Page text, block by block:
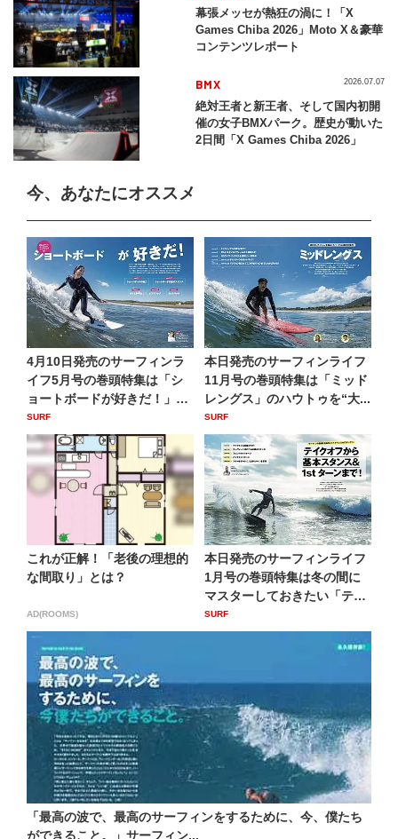
幕張メッセが熱狂の渦に！「X
Games Chiba 2026」Moto X＆豪華
コンテンツレポート
BMX
絶対王者と新王者、そして国内初開
催の女子BMXパーク。歴史が動いた
2日間「X Games Chiba 2026」
2026.07.07
今、あなたにオススメ
4月10日発売のサーフィンラ
イフ5月号の巻頭特集は「シ
ョートボードが好きだ！」
川...
SURF
本日発売のサーフィンライフ
11月号の巻頭特集は「ミッド
レングス」のハウトゥを“大...
SURF
これが正解！「老後の理想的
な間取り」とは？
AD(ROOMS)
本日発売のサーフィンライフ
1月号の巻頭特集は冬の間に
マスターしておきたい「テイ
ク...
SURF
「最高の波で、最高のサーフィンをするために、今、僕たち
ができること。」サーフィン...